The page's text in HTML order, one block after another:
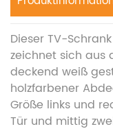
Dieser TV-
zeichnet sich aus
deckend weiß
holzfarbener
Größe links und
Tür und mittig